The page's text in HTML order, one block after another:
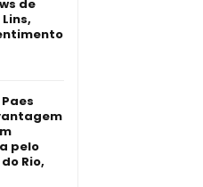
de
pelo
Rio,